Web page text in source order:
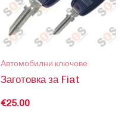
Автомобилни ключове
Заготовка за Fiat
€25.00